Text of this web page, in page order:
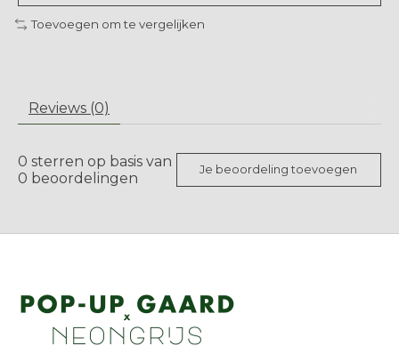
Toevoegen om te vergelijken
Reviews (0)
0 sterren op basis van
0 beoordelingen Je beoordeling toevoegen